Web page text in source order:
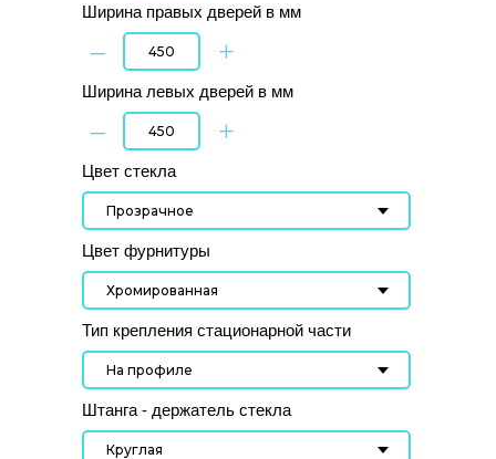
Ширина правых дверей в мм
– +
Ширина левых дверей в мм
– +
Цвет стекла
Цвет фурнитуры
Тип крепления стационарной части
Штанга - держатель стекла